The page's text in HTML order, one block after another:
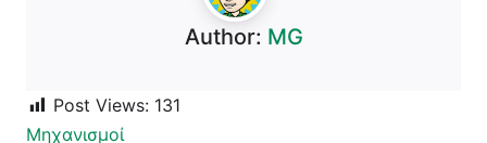
Author: MG
Post Views: 131
Μηχανισμοί